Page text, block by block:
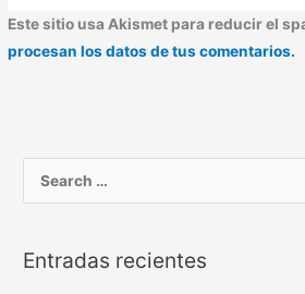
Este sitio usa Akismet para reducir el
procesan los datos de tus comentarios.
u
c
Entradas recientes